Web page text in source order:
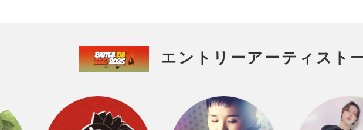
エントリーアーティスト